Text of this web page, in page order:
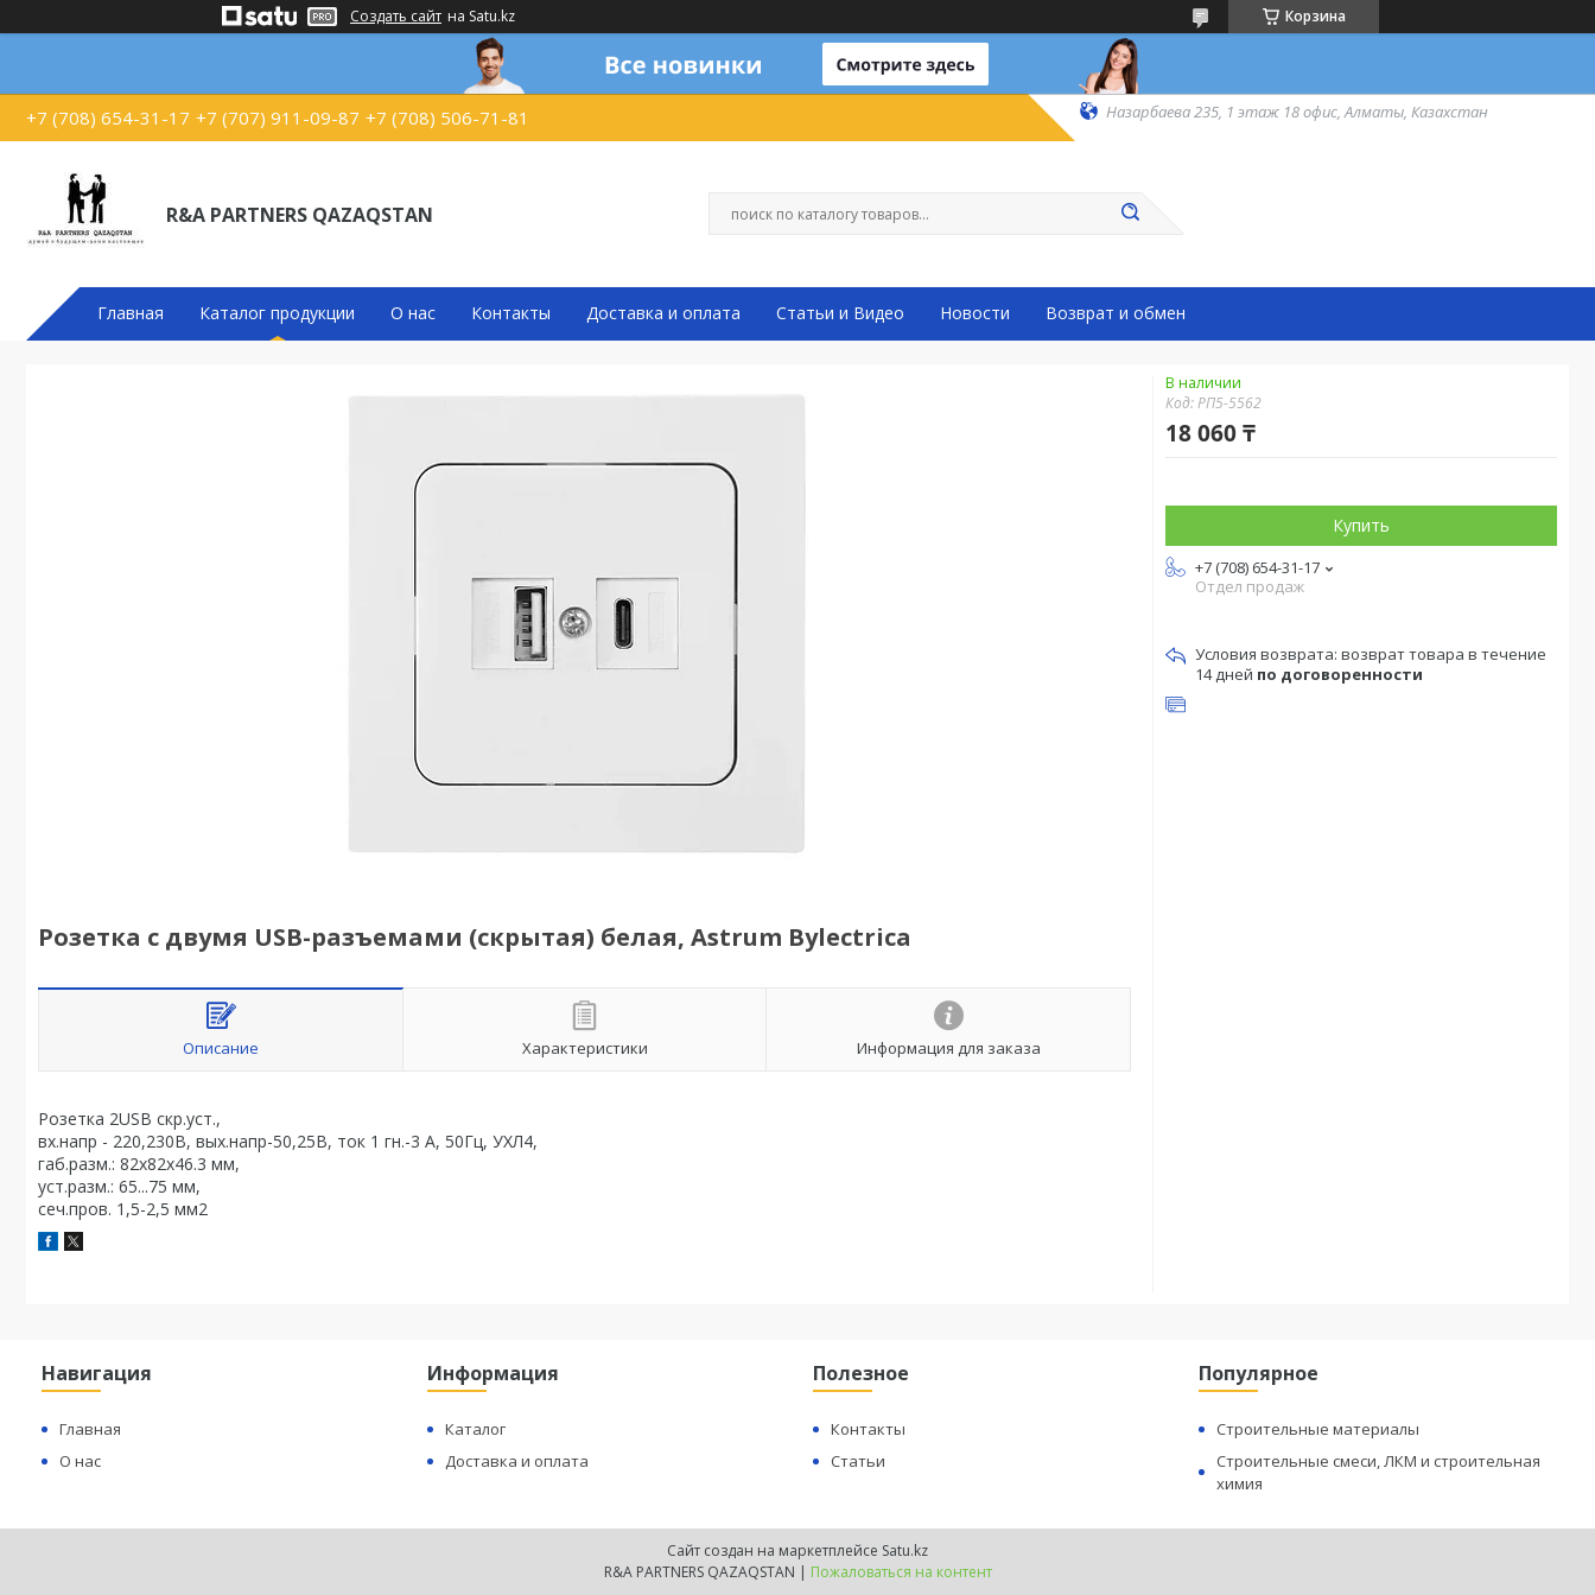
Создать сайт на Satu.kz Корзина
+7 (708) 654-31-17 +7 (707) 911-09-87 +7 (708) 506-71-81 Назарбаева 235, 1 этаж 18 офис, Алматы, Казахстан
R&A PARTNERS QAZAQSTAN
Главная Каталог продукции О нас Контакты Доставка и оплата Статьи и Видео Новости Возврат и обмен
Розетка с двумя USB-разъемами (скрытая) белая, Astrum Bylectrica
Описание Характеристики Информация для заказа
Розетка 2USB скр.уст.,
вх.напр - 220,230В, вых.напр-50,25В, ток 1 гн.-3 А, 50Гц, УХЛ4,
габ.разм.: 82х82х46.3 мм,
уст.разм.: 65...75 мм,
сеч.пров. 1,5-2,5 мм2
В наличии
Код:РП5-5562
18 060 ₸
Купить
+7 (708) 654-31-17
Отдел продаж
возврат товара в течение
14 дней по договоренности
Навигация
Главная
О нас
Информация
Каталог
Доставка и оплата
Полезное
Контакты
Статьи
Популярное
Строительные материалы
Строительные смеси, ЛКМ и строительная
химия
Сайт создан на маркетплейсе Satu.kz
R&A PARTNERS QAZAQSTAN | Пожаловаться на контент